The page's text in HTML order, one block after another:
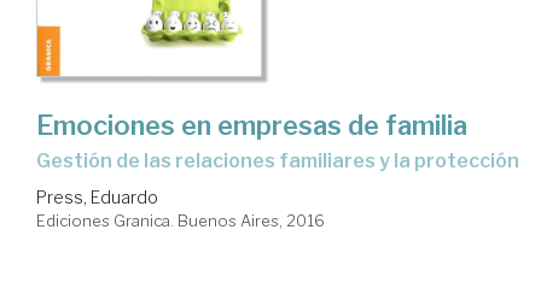
Emociones en empresas de familia
gestión de las relaciones familiares y la protección
Press, Eduardo
Ediciones Granica. Buenos Aires, 2016